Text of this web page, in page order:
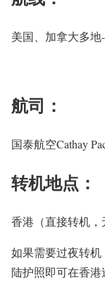
美国、加拿大多
航司：
国泰航空Cathay
转机地点：
香港（直接转机，
如果需要过夜转
陆护照即可在香港